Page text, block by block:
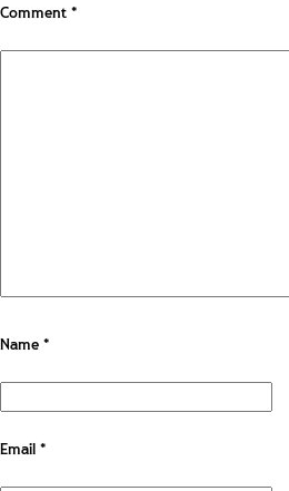
Comment*
Name*
Email*